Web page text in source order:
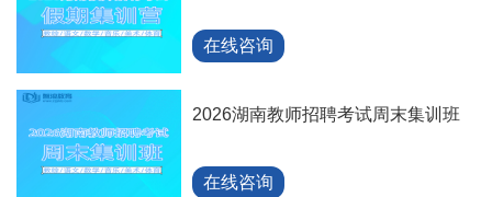
在线咨询
2026湖南教师招聘考试周末集训班
在线咨询